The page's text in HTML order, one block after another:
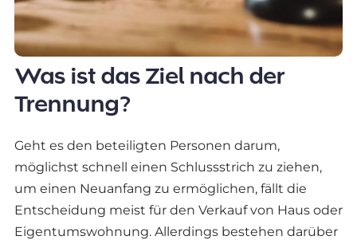
Was ist das Ziel nach der
Trennung?
Geht es den beteiligten Personen darum,
möglichst schnell einen Schlussstrich zu ziehen,
um einen Neuanfang zu ermöglichen, fällt die
Entscheidung meist für den Verkauf von Haus oder
Eigentumswohnung. Allerdings bestehen darüber